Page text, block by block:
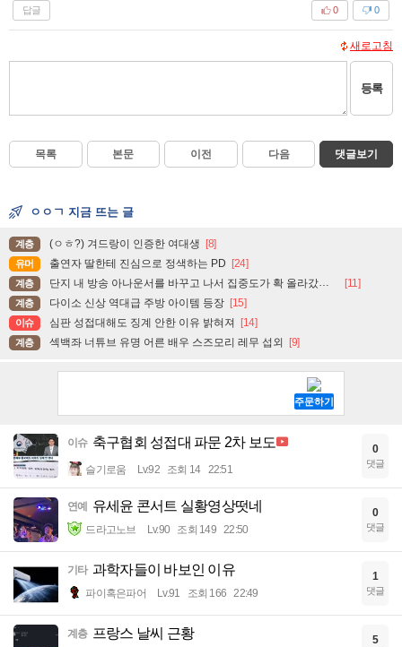
답글 0
0
새로고침
등록
목록 본문 이전 다음 댓글보기
ㅇㅇㄱ 지금 뜨는 글
계층 (ㅇㅎ?) 겨드랑이 인증한 여대생 [8]
유머 출연자 딸한테 진심으로 정색하는 PD [24]
계층 단지 내 방송 아나운서를 바꾸고 나서 집중도가 확 올라갔다는 한 아파트의 안내방송 [11]
계층 다이소 신상 역대급 주방 아이템 등장 [15]
이슈 심판 성접대해도 징계 안한 이유 밝혀져 [14]
계층 섹백좌 너튜브 유명 어른 배우 스즈모리 레무 섭외 [9]
이슈 축구협회 성접대 파문 2차 보도
슬기로움 Lv.92 조회 14 22:51
0
댓글
연예 유세윤 콘서트 실황영상떳네
드라고노브 Lv.90 조회 149 22:50
0
댓글
기타 과학자들이 바보인 이유
파이혹은파어 Lv.91 조회 166 22:49
1
댓글
계층 프랑스 날씨 근황 5